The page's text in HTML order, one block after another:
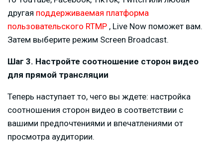
другая поддерживаемая платформа
пользовательского RTMP , Live Now поможет вам.
Затем выберите режим Screen Broadcast.
Шаг 3. Настройте соотношение сторон видео
для прямой трансляции
Теперь наступает то, чего вы ждете: настройка
соотношения сторон видео в соответствии с
вашими предпочтениями и впечатлениями от
просмотра аудитории.